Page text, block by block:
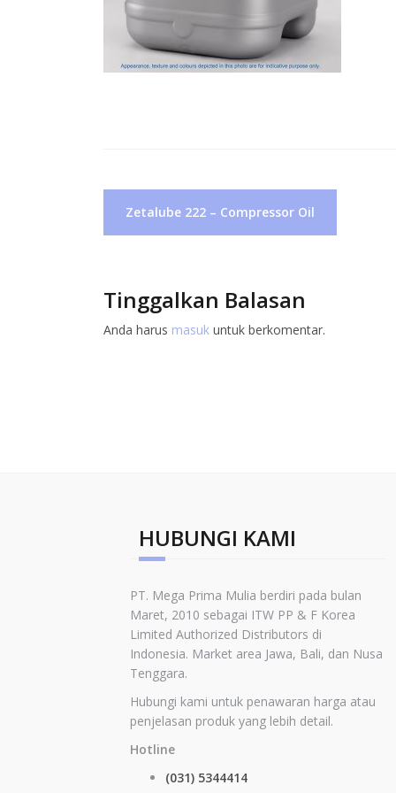
Navigasi
posZetalube 222 – Compressor Oil
Tinggalkan Balasan
Anda harus masuk untuk berkomentar.
HUBUNGI KAMI
PT. Mega Prima Mulia berdiri pada bulan
Maret, 2010 sebagai ITW PP & F Korea
Limited Authorized Distributors di
Indonesia. Market area Jawa, Bali, dan Nusa
Tenggara.
Hubungi kami untuk penawaran harga atau
penjelasan produk yang lebih detail.
Hotline
(031) 5344414